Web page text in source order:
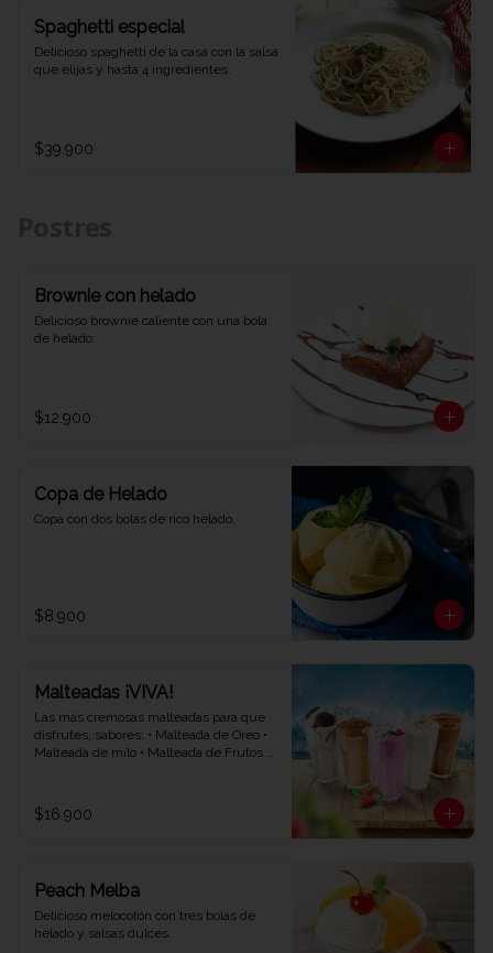
Spaghetti especial
Delicioso spaghetti de la casa con la salsa
que elijas y hasta 4 ingredientes.
$39.900
Brownie con helado
Delicioso brownie caliente con una bola
de helado.
$12.900
Copa de Helado
Copa con dos bolas de rico helado.
$8.900
Malteadas ¡VIVA!
Las más cremosas malteadas para que
disfrutes, sabores: • Malteada de Oreo •
Malteada de milo • Malteada de Frutos
$16.900
Peach Melba
Delicioso melocotón con tres bolas de
helado y salsas dulces.